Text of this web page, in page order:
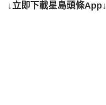
↓立即下載星島頭條App↓